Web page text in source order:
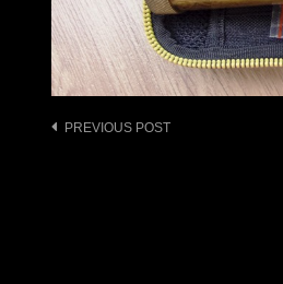
Post
PREVIOUS POST